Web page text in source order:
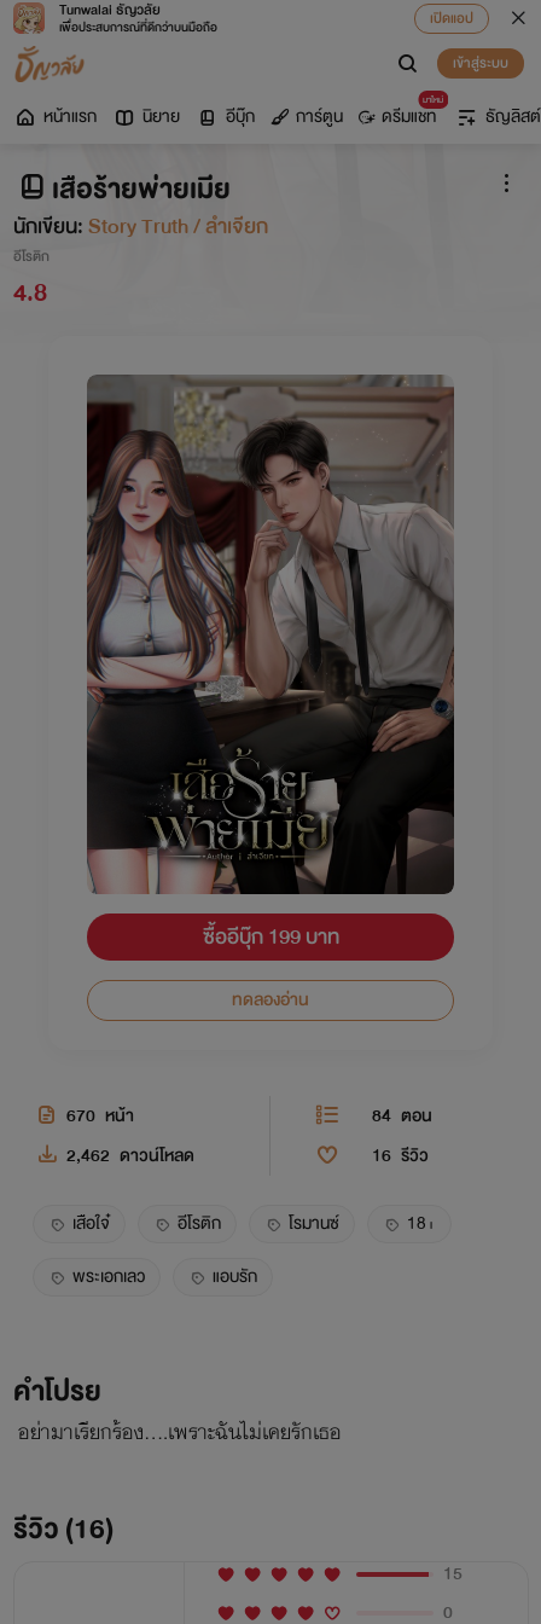
Tunwalai ธัญวลัย
เพื่อประสบการณ์ที่ดีกว่าบนมือถือ
เปิดแอป
เข้าสู่ระบบ
หน้าแรก นิยาย อีบุ๊ก การ์ตูน
มาใหม่
ดรีมแชท ธัญลิสต์
เสือร้ายพ่ายเมีย
นักเขียน:Story Truth / ลำเจียก
อีโรติก
4.8
ซื้ออีบุ๊ก 199 บาท
ทดลองอ่าน
670 หน้า 84 ตอน
2,462 ดาวน์โหลด 16 รีวิว
เสือใจ๋ อีโรติก โรมานซ์
18+
พระเอกเลว
แอบรัก
คำโปรย
อย่ามาเรียกร้อง….เพราะฉันไม่เคยรักเธอ
รีวิว (16)
15
0